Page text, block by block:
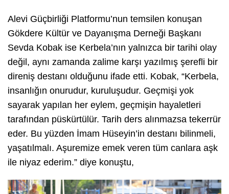
Alevi Güçbirliği Platformu’nun temsilen konuşan
Gökdere Kültür ve Dayanışma Derneği Başkanı
Sevda Kobak ise Kerbela’nın yalnızca bir tarihi olay
değil, aynı zamanda zalime karşı yazılmış şerefli bir
direniş destanı olduğunu ifade etti. Kobak, “Kerbela,
insanlığın onurudur, kuruluşudur. Geçmişi yok
sayarak yapılan her eylem, geçmişin hayaletleri
tarafından püskürtülür. Tarih ders alınmazsa tekerrür
eder. Bu yüzden İmam Hüseyin’in destanı bilinmeli,
yaşatılmalı. Aşuremize emek veren tüm canlara aşk
ile niyaz ederim.” diye konuştu,